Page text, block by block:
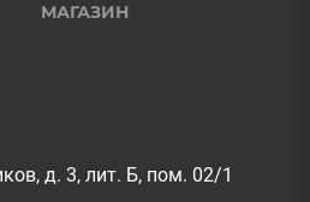
д. 3, лит. Б, пом. 02/1
МАГАЗИН